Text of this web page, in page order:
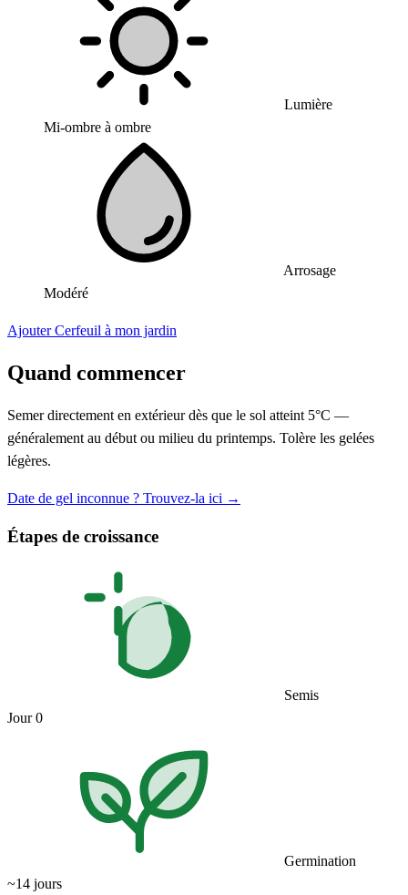
Lumière
Mi-ombre à ombre
Arrosage
Modéré
Ajouter Cerfeuil à mon jardin
Quand commencer
Semer directement en extérieur dès que le sol atteint 5°C —
généralement au début ou milieu du printemps. Tolère les gelées
légères.
Date de gel inconnue ? Trouvez-la ici →
Étapes de croissance
Semis
Jour 0
Germination
~14 jours